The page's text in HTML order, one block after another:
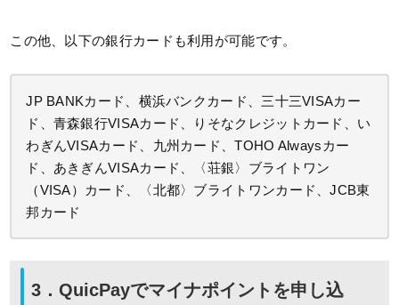
この他、以下の銀行カードも利用が可能です。
JP BANKカード、横浜バンクカード、三十三VISAカー
ド、青森銀行VISAカード、りそなクレジットカード、い
わぎんVISAカード、九州カード、TOHO Alwaysカー
ド、あきぎんVISAカード、〈荘銀〉ブライトワン
（VISA）カード、〈北都〉ブライトワンカード、JCB東
邦カード
3．QuicPayでマイナポイントを申し込